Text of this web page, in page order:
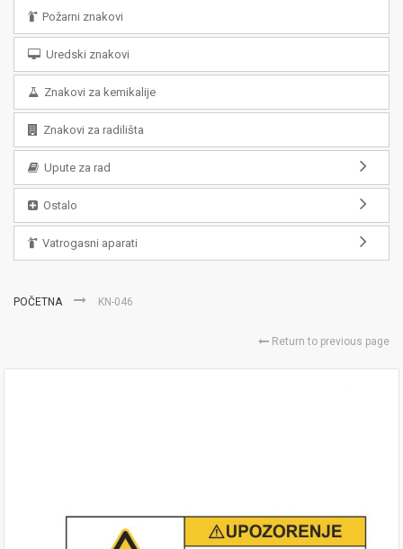
Požarni znakovi
Uredski znakovi
Znakovi za kemikalije
Znakovi za radilišta
Upute za rad
Ostalo
Vatrogasni aparati
POČETNA KN-046
Return to previous page